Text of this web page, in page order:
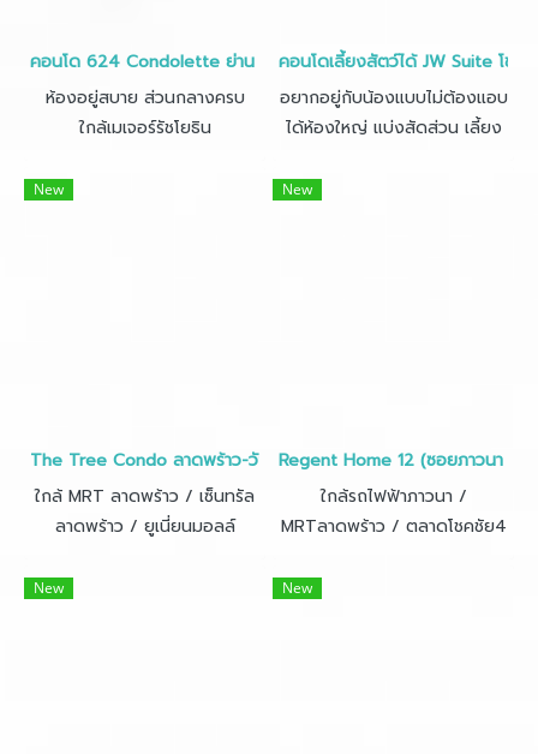
คอนโด 624 Condolette ย่าน #รัชดา36 • 28 ตร.ม. ชั้น 7
ห้องอยู่สบาย ส่วนกลางครบ
ใกล้เมเจอร์รัชโยธิน
คอนโดเลี้ยงสัตว์ได้ JW Suite โชค
อยากอยู่กับน้องแบบไม่ต้องแอบ
ได้ห้องใหญ่ แบ่งสัดส่วน เลี้ยง
นี่เลย ถูกกว่าเช่า เฟอร์ใหม่ ฟรี
New
The Tree Condo ลาดพร้าว-วังหิน • ห้อง 29 ตร.ม.
ใกล้ MRT ลาดพร้าว / เซ็นทรัล
ลาดพร้าว / ยูเนี่ยนมอลล์
New
Regent Home 12 (ซอยภาวนา ลา
ใกล้รถไฟฟ้าภาวนา /
MRTลาดพร้าว / ตลาดโชคชัย4
New New